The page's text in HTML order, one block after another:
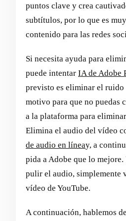
puntos clave y crea
subtítulos, por lo que es
contenido para las redes
Si necesita ayuda para
puede intentar IA de Adobe
previsto es eliminar el
motivo para que no puedas
a la plataforma para
Elimina el audio del vídeo
de audio en líneay, a
pida a Adobe que lo mejore.
pulir el audio, simplemente
vídeo de YouTube.
A continuación, hablemos